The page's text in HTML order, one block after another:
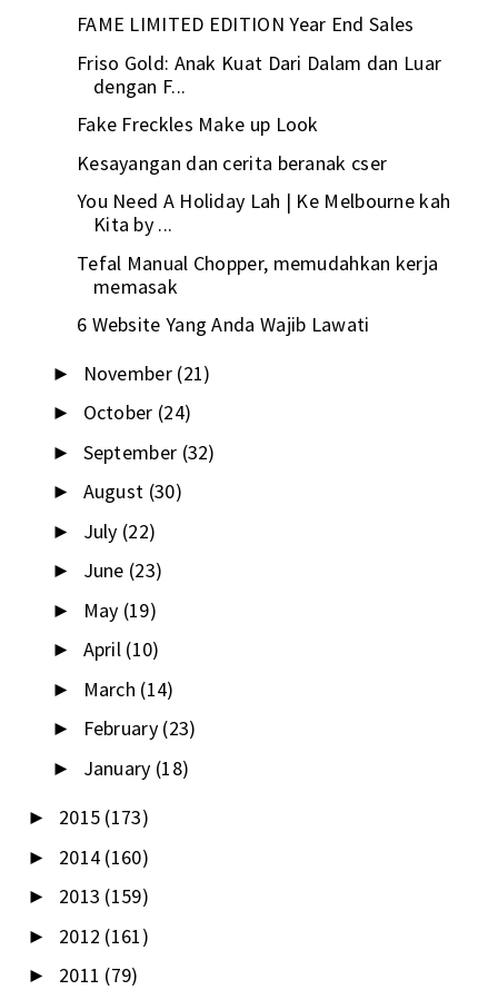
FAME LIMITED EDITION Year End Sales
Friso Gold: Anak Kuat Dari Dalam dan Luar
dengan F...
Fake Freckles Make up Look
Kesayangan dan cerita beranak cser
You Need A Holiday Lah | Ke Melbourne kah
Kita by ...
Tefal Manual Chopper, memudahkan kerja
memasak
6 Website Yang Anda Wajib Lawati
► November (21)
► October (24)
► September (32)
► August (30)
► July (22)
► June (23)
► May (19)
► April (10)
► March (14)
► February (23)
► January (18)
► 2015 (173)
► 2014 (160)
► 2013 (159)
► 2012 (161)
► 2011 (79)